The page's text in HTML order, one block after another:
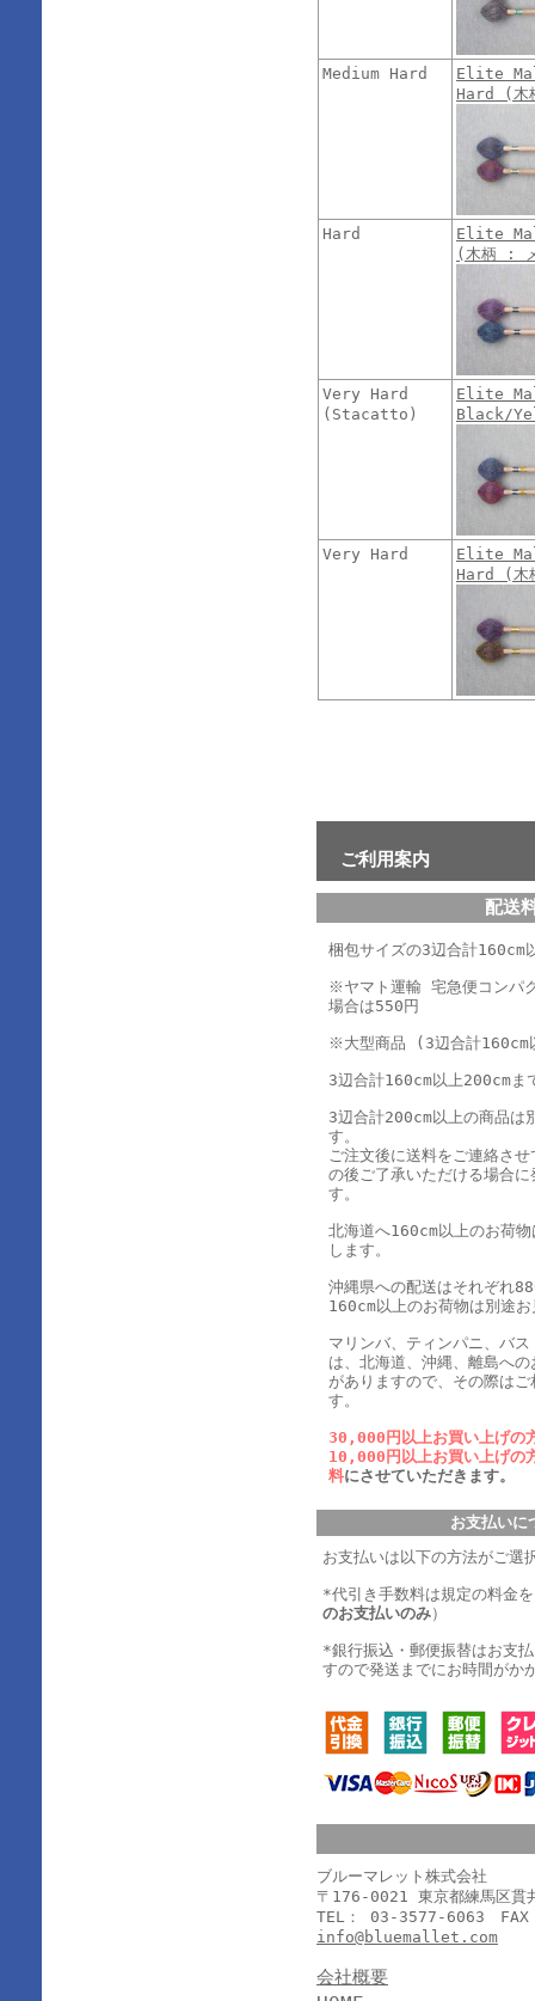
Medium Hard
Elite
Hard (木
Hard
Elite
(木柄 :
Very Hard
(Stacatto)
Elite
Black/
Very Hard
Elite
Hard (木
ご利用案内
配送
梱包サイズの3辺合計
※ヤマト運輸 宅急便コンパ
場合は550円
※大型商品 (3辺合計160cm
3辺合計160cm以上200cm
3辺合計200cm以上の商品は
す。
ご注文後に送料をご連絡さ
の後ご了承いただける場合
す。
北海道へ160cm以上のお荷
します。
沖縄県への配送はそれぞれ
160cm以上のお荷物は別途
マリンバ、ティンパニ、バ
は、北海道、沖縄、離島へ
がありますので、その際は
す。
30,000円以上お買い上げの
10,000円以上お買い上げの
料にさせていただきます。
お支払いに
お支払いは以下の方法がご選
*代引き手数料は規定の料金
のお支払いのみ）
*銀行振込・郵便振替はお支
すので発送までにお時間がか
ブルーマレット株式会社
〒176-0021 東京都練馬区貫
TEL： 03-3577-6063
info@bluemallet.com
会社概要